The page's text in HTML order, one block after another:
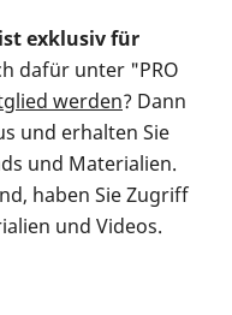
exklusiv für
dafür unter "PRO
werden? Dann
und erhalten Sie
und Materialien.
haben Sie Zugriff
und Videos.